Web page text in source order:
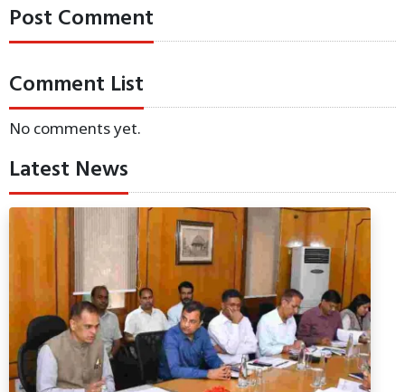
Post Comment
Comment List
No comments yet.
Latest News